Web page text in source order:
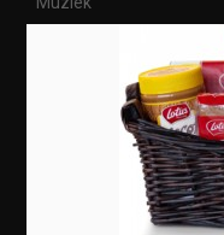
Meest recent